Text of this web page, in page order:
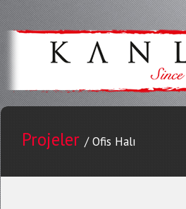
Projeler / Ofis Halı